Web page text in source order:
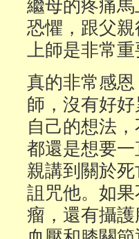
恐懼，跟父
上師是非常
真的非常感
師，沒有好
自己的想法
都還是想要
親講到關於
詛咒他。如
瘤，還有攝